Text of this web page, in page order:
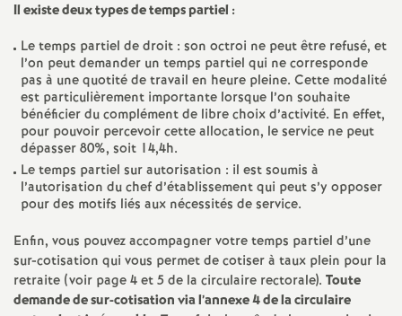
e
n
t
s
d
e
Il existe deux types de temps partiel :
Le temps partiel de droit : son octroi ne peut être refusé, et
l’on peut demander un temps partiel qui ne corresponde
pas à une quotité de travail en heure pleine. Cette modalité
est particulièrement importante lorsque l’on souhaite
bénéficier du complément de libre choix d’activité. En effet,
pour pouvoir percevoir cette allocation, le service ne peut
dépasser 80%, soit 14,4h.
Le temps partiel sur autorisation : il est soumis à
l’autorisation du chef d’établissement qui peut s’y opposer
pour des motifs liés aux nécessités de service.
Enfin, vous pouvez accompagner votre temps partiel d’une
sur-cotisation qui vous permet de cotiser à taux plein pour la
retraite (voir page 4 et 5 de la circulaire rectorale). Toute
demande de sur-cotisation via l’annexe 4 de la circulaire